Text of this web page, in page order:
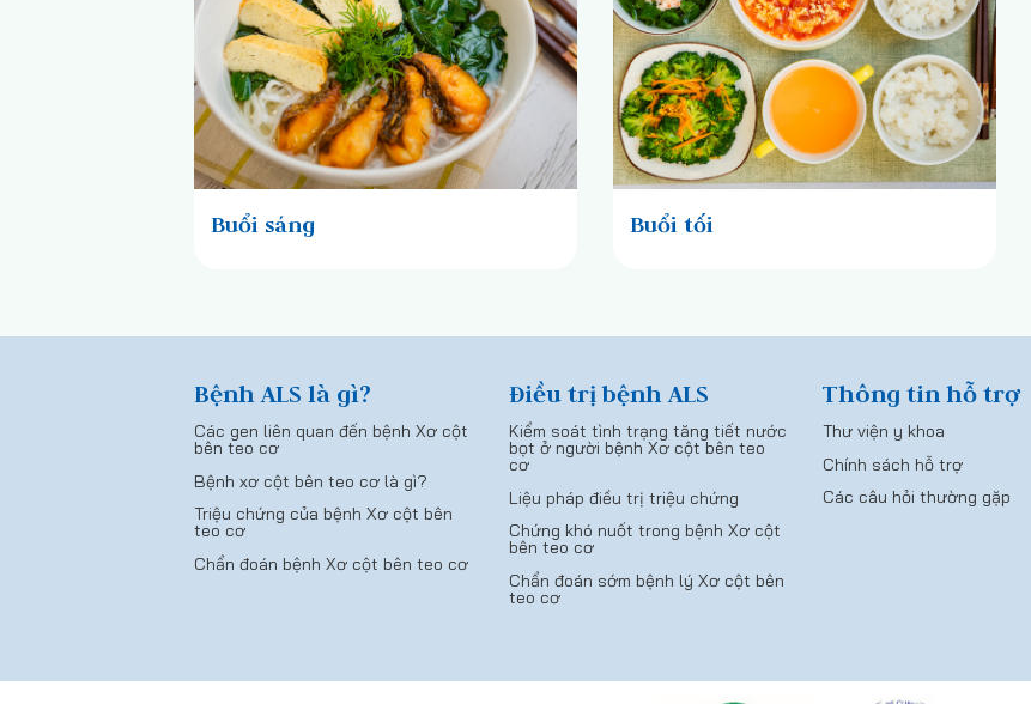
Buổi sáng Buổi tối
Bệnh ALS là gì?
Các gen liên quan đến bệnh Xơ cột
bên teo cơ
Bệnh xơ cột bên teo cơ là gì?
Triệu chứng của bệnh Xơ cột bên
teo cơ
Chẩn đoán bệnh Xơ cột bên teo cơ
Điều trị bệnh ALS
Kiểm soát tình trạng tăng tiết nước
bọt ở người bệnh Xơ cột bên teo
cơ
Liệu pháp điều trị triệu chứng
Chứng khó nuốt trong bệnh Xơ cột
bên teo cơ
Chẩn đoán sớm bệnh lý Xơ cột bên
teo cơ
Thông tin hỗ trợ
Thư viện y khoa
Chính sách hỗ trợ
Các câu hỏi thường gặp